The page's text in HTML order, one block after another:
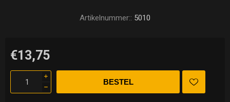
Artikelnummer:: 5010
€13,75
i
h